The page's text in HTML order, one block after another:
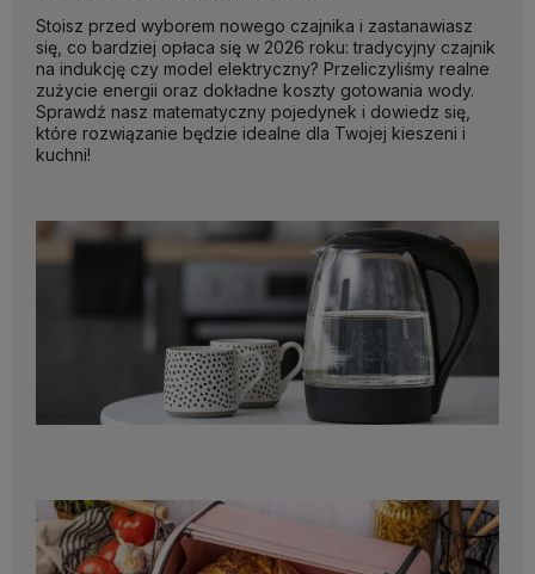
Stoisz przed wyborem nowego czajnika i zastanawiasz
się, co bardziej opłaca się w 2026 roku: tradycyjny czajnik
na indukcję czy model elektryczny? Przeliczyliśmy realne
zużycie energii oraz dokładne koszty gotowania wody.
Sprawdź nasz matematyczny pojedynek i dowiedz się,
które rozwiązanie będzie idealne dla Twojej kieszeni i
kuchni!